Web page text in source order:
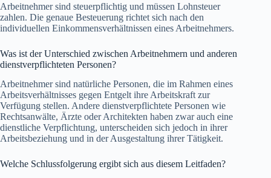
Arbeitnehmer sind steuerpflichtig und müssen Lohnsteuer
zahlen. Die genaue Besteuerung richtet sich nach den
individuellen Einkommensverhältnissen eines Arbeitnehmers.
Was ist der Unterschied zwischen Arbeitnehmern und anderen
dienstverpflichteten Personen?
Arbeitnehmer sind natürliche Personen, die im Rahmen eines
Arbeitsverhältnisses gegen Entgelt ihre Arbeitskraft zur
Verfügung stellen. Andere dienstverpflichtete Personen wie
Rechtsanwälte, Ärzte oder Architekten haben zwar auch eine
dienstliche Verpflichtung, unterscheiden sich jedoch in ihrer
Arbeitsbeziehung und in der Ausgestaltung ihrer Tätigkeit.
Welche Schlussfolgerung ergibt sich aus diesem Leitfaden?